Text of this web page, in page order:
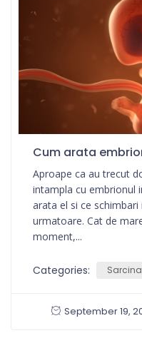
Cum arata
Aproape ca au trecut
intampla cu embrionul
arata el si ce
urmatoare. Cat de
moment,...
Categories: Sarcina
September 19,